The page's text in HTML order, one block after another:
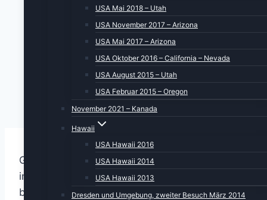
USA Mai 2018 – Utah
USA November 2017 – Arizona
USA Mai 2017 – Arizona
USA Oktober 2016 – California – Nevada
USA August 2015 – Utah
USA Februar 2015 – Oregon
November 2021 – Kanada
Hawaii
USA Hawaii 2016
USA Hawaii 2014
USA Hawaii 2013
Dresden und Umgebung, zweiter Besuch März 2014
Guten Morgen, liebe Sonne. Wenn Du so schön
ins Fenster reinscheinst, wer kann da liegen
bleiben?